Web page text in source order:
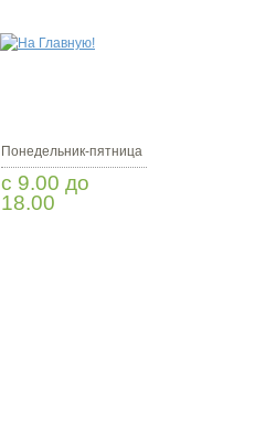
Понедельник-пятница
с 9.00 до
18.00